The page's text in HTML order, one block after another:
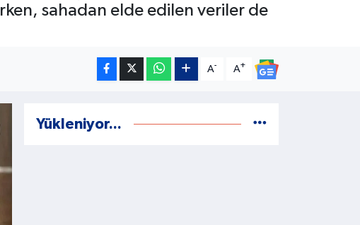
sahadan elde edilen veriler de
A- A+
Yükleniyor...